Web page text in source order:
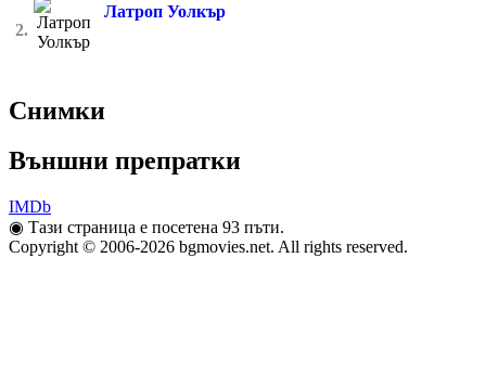
2.
Латроп Уолкър
Снимки
Външни препратки
IMDb
◉ Тази страница е посетена 93 пъти.
Copyright © 2006-2026 bgmovies.net. All rights reserved.